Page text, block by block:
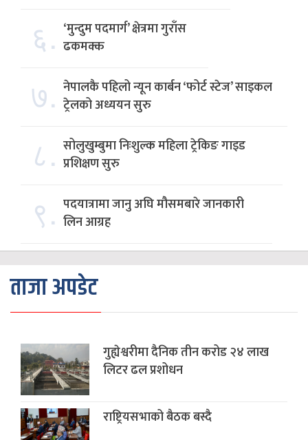
६. ‘मुन्दुम पदमार्ग’ क्षेत्रमा गुराँस
ढकमक्क
७. नेपालकै पहिलो न्यून कार्बन ‘फोर्ट स्टेज’ साइकल
ट्रेलको अध्ययन सुरु
८. सोलुखुम्बुमा निःशुल्क महिला ट्रेकिङ गाइड
प्रशिक्षण सुरु
९. पदयात्रामा जानु अघि मौसमबारे जानकारी
लिन आग्रह
ताजा अपडेट
गुह्येश्वरीमा दैनिक तीन करोड २४ लाख
लिटर ढल प्रशोधन
राष्ट्रियसभाको बैठक बस्दै